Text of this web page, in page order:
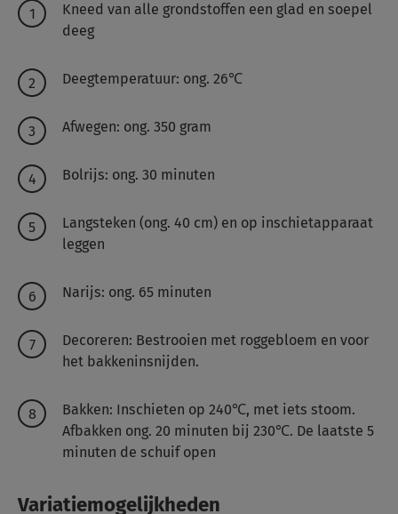
Kneed van alle grondstoffen een glad en soepel
deeg
Deegtemperatuur: ong. 26℃
Afwegen: ong. 350 gram
Bolrijs: ong. 30 minuten
Langsteken (ong. 40 cm) en op inschietapparaat
leggen
Narijs: ong. 65 minuten
Decoreren: Bestrooien met roggebloem en voor
het bakkeninsnijden.
Bakken: Inschieten op 240℃, met iets stoom.
Afbakken ong. 20 minuten bij 230℃. De laatste 5
minuten de schuif open
Variatiemogelijkheden